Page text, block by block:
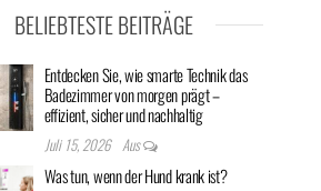
BELIEBTESTE BEITRÄGE
Entdecken Sie, wie smarte Technik das
Badezimmer von morgen prägt –
effizient, sicher und nachhaltig
Juli 15, 2026 Aus
Was tun, wenn der Hund krank ist?